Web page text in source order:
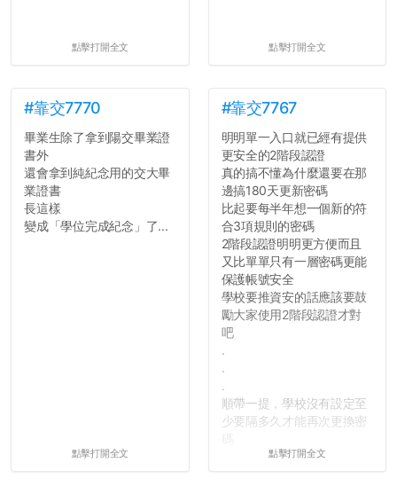
點擊打開全文 點擊打開全文
#靠交7770
畢業生除了拿到陽交畢業證
書外
還會拿到純紀念用的交大畢
業證書
長這樣
變成「學位完成紀念」了...
點擊打開全文
#靠交7767
明明單一入口就已經有提供
更安全的2階段認證
真的搞不懂為什麼還要在那
邊搞180天更新密碼
比起要每半年想一個新的符
合3項規則的密碼
2階段認證明明更方便而且
又比單單只有一層密碼更能
保護帳號安全
學校要推資安的話應該要鼓
勵大家使用2階段認證才對
吧
.
.
.
順帶一提，學校沒有設定至
少要隔多久才能再次更換密
所以只要重新設定4次密碼
點擊打開全文